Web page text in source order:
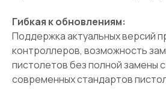
Гибкая к обновлениям:
Поддержка актуальных версий
контроллеров, возможность
пистолетов без полной замены
современных стандартов